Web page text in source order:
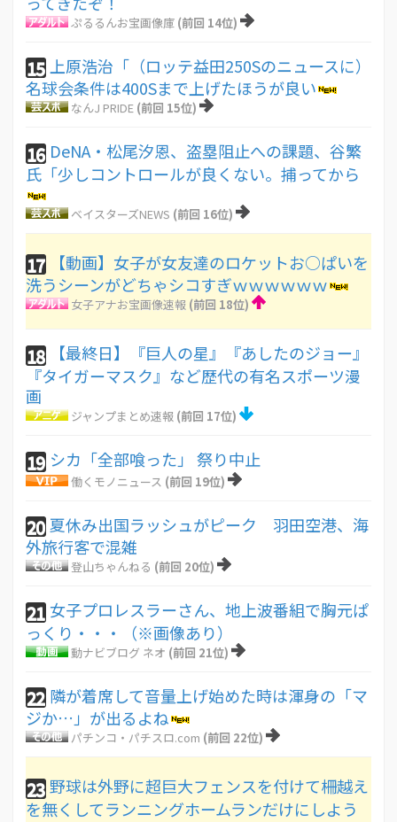
ぷるるんお宝画像庫 (前回 14位)
15 上原浩治「（ロッテ益田250Sのニュースに）
名球会条件は400Sまで上げたほうが良い
なんJ PRIDE (前回 15位)
16 DeNA・松尾汐恩、盗塁阻止への課題、谷繁
氏「少しコントロールが良くない。捕ってから
ベイスターズNEWS (前回 16位)
17
【動画】女子が女友達のロケットお○ぱいを
洗うシーンがどちゃシコすぎｗｗｗｗｗｗ
女子アナお宝画像速報 (前回 18位)
18
【最終日】『巨人の星』『あしたのジョー』
『タイガーマスク』など歴代の有名スポーツ漫
画
ジャンプまとめ速報 (前回 17位)
19 シカ「全部喰った」 祭り中止
働くモノニュース (前回 19位)
20夏休み出国ラッシュがピーク 羽田空港、海
外旅行客で混雑
登山ちゃんねる (前回 20位)
21 女子プロレスラーさん、地上波番組で胸元ぱ
っくり・・・（※画像あり）
動ナビブログ ネオ (前回 21位)
22 隣が着席して音量上げ始めた時は渾身の「マ
ジか…」が出るよね
パチンコ・パチスロ.com (前回 22位)
23野球は外野に超巨大フェンスを付けて柵越え
を無くしてランニングホームランだけにしよう